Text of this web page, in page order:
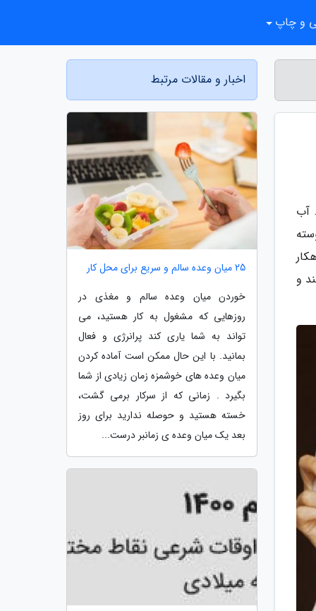
آب
و
اخبار و مقالات مرتبط
25 میان وعده سالم و سریع برای محل کار
خوردن میان وعده سالم و مغذی در
روزهایی که مشغول به کار هستید، می
تواند به شما یاری کند پرانرژی و فعال
بمانید. با این حال ممکن است آماده کردن
میان وعده های خوشمزه زمان زیادی از شما
بگیرد . زمانی که از سرکار برمی گشت،
خسته هستید و حوصله ندارید برای روز
بعد یک میان وعده ی زمانبر درست...
و چاپ